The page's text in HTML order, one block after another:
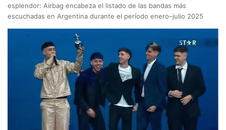
esplendor: Airbag encabeza el listado de las bandas más
escuchadas en Argentina durante el período enero–julio 2025